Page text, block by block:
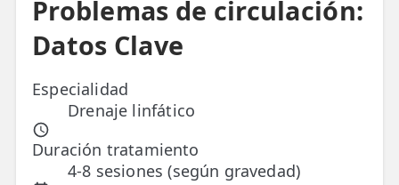
🧠 Fisioterapia Neurológica
🫁 Fisioterapia Respiratoria
👶 Fisioterapia Pediátrica
Problemas de circulación:
Datos Clave
Especialidad
Drenaje linfático
Duración tratamiento
4-8 sesiones (según gravedad)